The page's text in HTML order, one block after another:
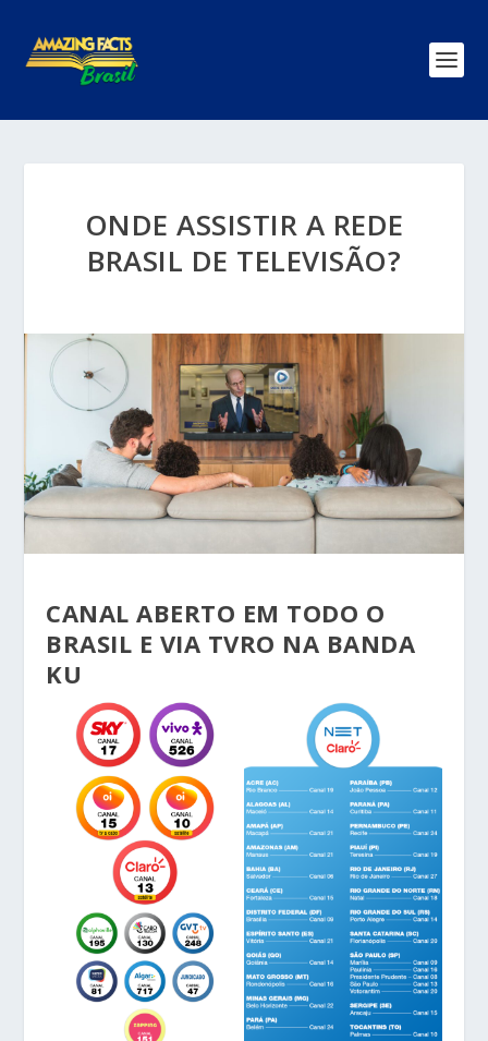
ONDE ASSISTIR A REDE
BRASIL DE TELEVISÃO?
CANAL ABERTO EM TODO O
BRASIL E VIA TVRO NA BANDA
KU